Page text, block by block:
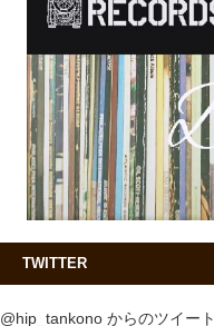
TWITTER
@hip_tankono からのツイート